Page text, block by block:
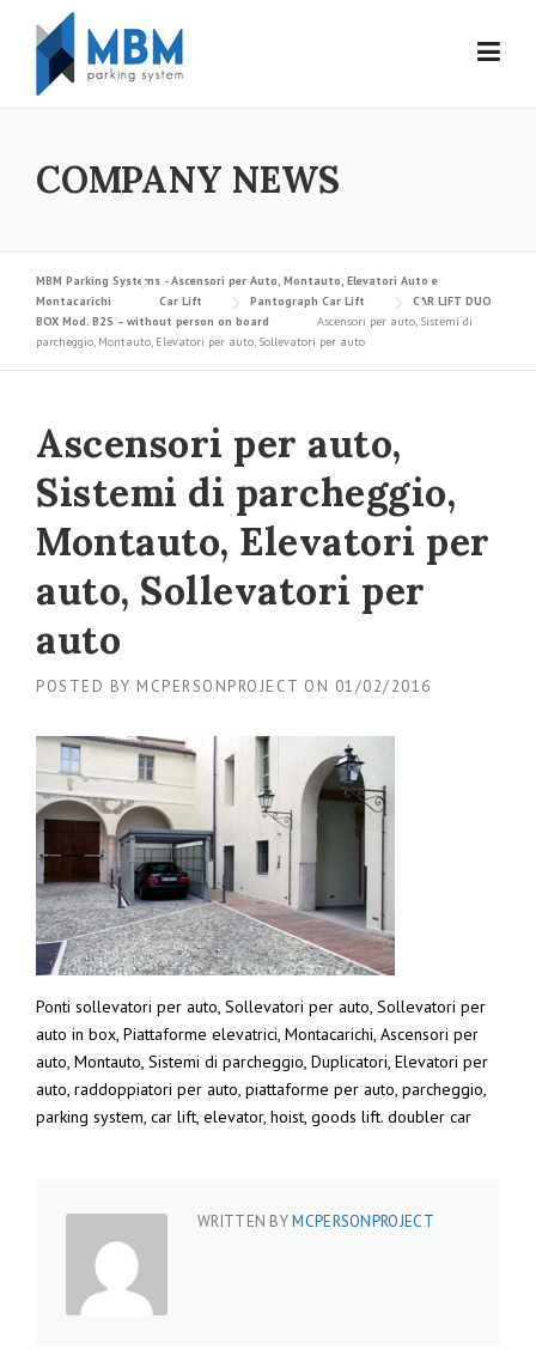
Skip to content
COMPANY NEWS
MBM Parking Systems - Ascensori per Auto, Montauto, Elevatori Auto e
Montacarichi
Car Lift Pantograph Car Lift
CAR LIFT DUO
BOX Mod. B2S – without person on board
Ascensori per auto, Sistemi di
parcheggio, Montauto, Elevatori per auto, Sollevatori per auto
Ascensori per auto,
Sistemi di parcheggio,
Montauto, Elevatori per
auto, Sollevatori per
auto
POSTED BY MCPERSONPROJECT ON 01/02/2016
Ponti sollevatori per auto, Sollevatori per auto, Sollevatori per
auto in box, Piattaforme elevatrici, Montacarichi, Ascensori per
auto, Montauto, Sistemi di parcheggio, Duplicatori, Elevatori per
auto, raddoppiatori per auto, piattaforme per auto, parcheggio,
parking system, car lift, elevator, hoist, goods lift. doubler car
WRITTEN BYMCPERSONPROJECT